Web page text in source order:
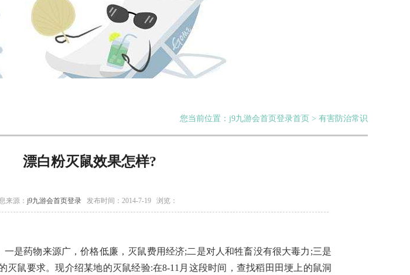
您当前位置：j9九游会首页登录首页 > 有害防治常识
漂白粉灭鼠效果怎样?
来源： j9九游会首页登录发布时间：2014-7-19 浏览：
是药物来源广，价格低廉，灭鼠费用经济;二是对人和牲畜没有很大毒力;三是
灭鼠要求。现介绍某地的灭鼠经验:在8-11月这段时间，查找稻田田埂上的鼠洞